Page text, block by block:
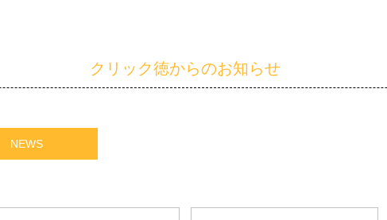
クリック徳からのお知らせ
NEWS